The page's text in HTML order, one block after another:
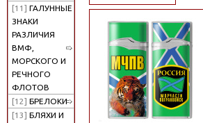
[11] ГАЛУННЫЕ
ЗНАКИ
РАЗЛИЧИЯ
ВМФ,
МОРСКОГО И
РЕЧНОГО
ФЛОТОВ
[12] БРЕЛОКИ
[13] БЛЯХИ И